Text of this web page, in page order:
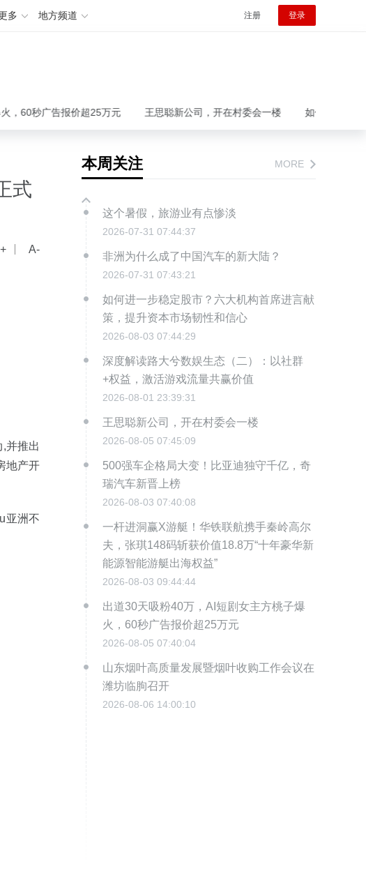
多 地方频道 注册 登录
广告报价超25万元 王思聪新公司，开在村委会一楼 如何进一步稳定股市
式
A-
并推出
地产开
亚洲不
本周关注 MORE
这个暑假，旅游业有点惨淡
2026-07-31 07:44:37
非洲为什么成了中国汽车的新大陆？
2026-07-31 07:43:21
如何进一步稳定股市？六大机构首席进言献
策，提升资本市场韧性和信心
2026-08-03 07:44:29
深度解读路大兮数娱生态（二）：以社群
+权益，激活游戏流量共赢价值
2026-08-01 23:39:31
王思聪新公司，开在村委会一楼
2026-08-05 07:45:09
500强车企格局大变！比亚迪独守千亿，奇
瑞汽车新晋上榜
2026-08-03 07:40:08
一杆进洞赢X游艇！华铁联航携手秦岭高尔
夫，张琪148码斩获价值18.8万“十年豪华新
能源智能游艇出海权益”
2026-08-03 09:44:44
出道30天吸粉40万，AI短剧女主方桃子爆
火，60秒广告报价超25万元
2026-08-05 07:40:04
山东烟叶高质量发展暨烟叶收购工作会议在
潍坊临朐召开
2026-08-06 14:00:10